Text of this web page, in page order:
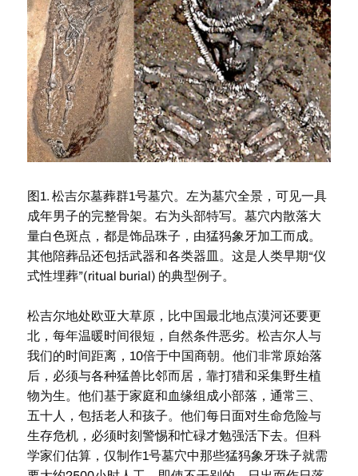
图1. 松吉尔墓葬群1号墓穴。左为墓穴全景，可见一具
成年男子的完整骨架。右为头部特写。墓穴内散落大
量白色斑点，都是饰品珠子，由猛犸象牙加工而成。
其他陪葬品还包括武器和各类器皿。这是人类早期“仪
式性埋葬”(ritual burial) 的典型例子。
松吉尔地处欧亚大草原，比中国最北地点漠河还要更
北，每年温暖时间很短，自然条件恶劣。松吉尔人与
我们的时间距离，10倍于中国商朝。他们非常原始落
后，必须与各种猛兽比邻而居，靠打猎和采集野生植
物为生。他们基于家庭和血缘组成小部落，通常三、
五十人，包括老人和孩子。他们每日面对生命危险与
生存危机，必须时刻警惕和忙碌才勉强活下去。但科
学家们估算，仅制作1号墓穴中那些猛犸象牙珠子就需